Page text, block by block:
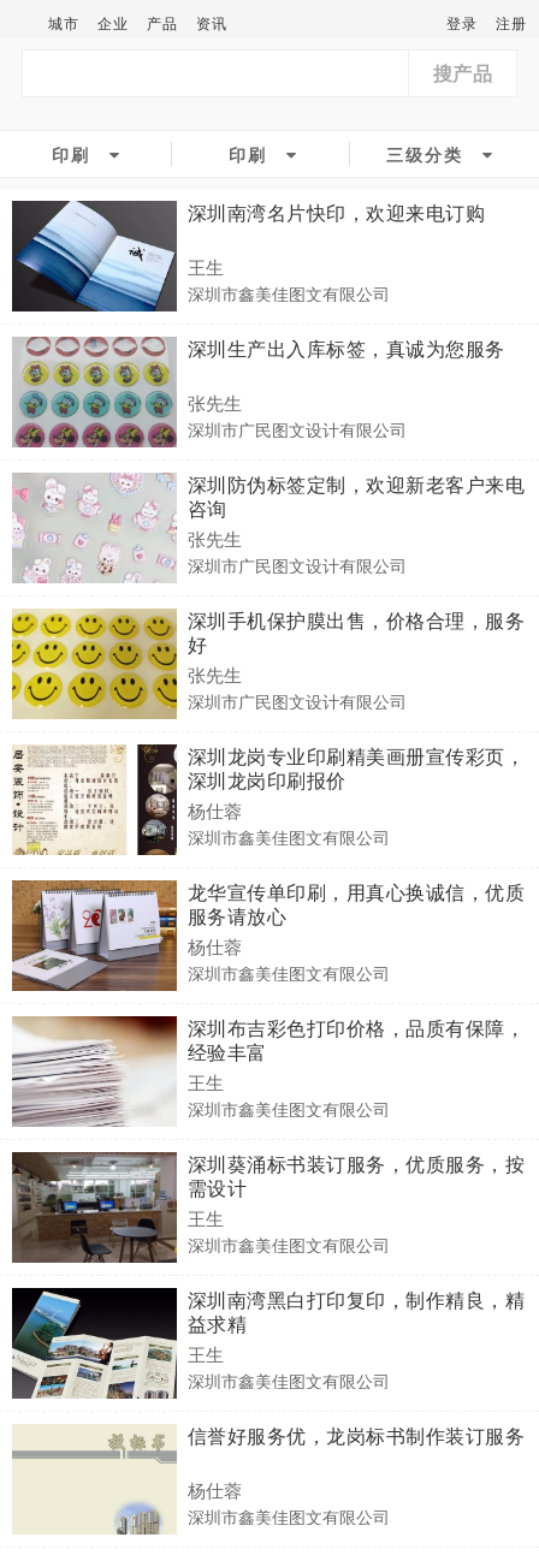
城市 企业 产品 资讯 登录 注册
搜产品
印刷 印刷 三级分类
深圳南湾名片快印，欢迎来电订购
王生
深圳市鑫美佳图文有限公司
深圳生产出入库标签，真诚为您服务
张先生
深圳市广民图文设计有限公司
深圳防伪标签定制，欢迎新老客户来电
咨询
张先生
深圳市广民图文设计有限公司
深圳手机保护膜出售，价格合理，服务
好
张先生
深圳市广民图文设计有限公司
深圳龙岗专业印刷精美画册宣传彩页，
深圳龙岗印刷报价
杨仕蓉
深圳市鑫美佳图文有限公司
龙华宣传单印刷，用真心换诚信，优质
服务请放心
杨仕蓉
深圳市鑫美佳图文有限公司
深圳布吉彩色打印价格，品质有保障，
经验丰富
王生
深圳市鑫美佳图文有限公司
深圳葵涌标书装订服务，优质服务，按
需设计
王生
深圳市鑫美佳图文有限公司
深圳南湾黑白打印复印，制作精良，精
益求精
王生
深圳市鑫美佳图文有限公司
信誉好服务优，龙岗标书制作装订服务
杨仕蓉
深圳市鑫美佳图文有限公司